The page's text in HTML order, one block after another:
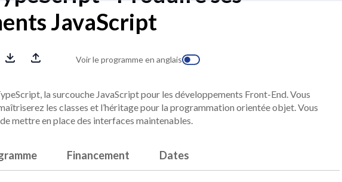
JavaScript
Voir le programme en anglais
la surcouche JavaScript pour les développements Front-End. Vous
les classes et l’héritage pour la programmation orientée objet. Vous
mettre en place des interfaces maintenables.
Financement Dates